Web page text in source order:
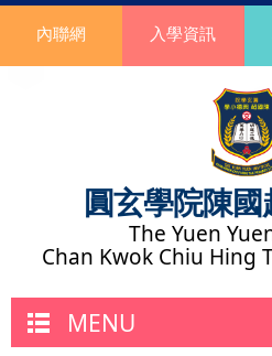
圓玄學院陳
The Yuen
Chan Kwok Chiu Hing
內聯網 入學資訊
MENU